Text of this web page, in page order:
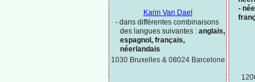
-
Karin Van Dael
- dans différentes combinaisons
des langues suivantes : anglais,
espagnol, français,
néerlandais
1030 Bruxelles & 08024 Barcelone